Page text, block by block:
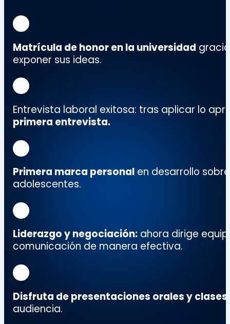
Matrícula de honoren la universidad
exponer sus ideas.
Entrevista laboral exitosa: tras aplicar lo
primera entrevista.
Primera marca personal en desarrollo
adolescentes.
Liderazgo y negociación: ahora dirige
comunicación de manera efectiva.
Disfruta de presentaciones orales y clases,
audiencia.